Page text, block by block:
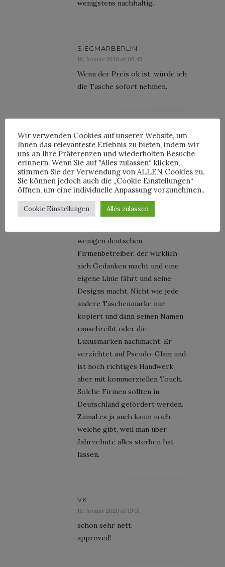
wenigstens nachhaltig.
SIEGMARBERLIN
18. Januar 2020 at 06:45
Wenn der Preis ok ist, würde ich
die Tasche sofort nehmen.
HORST
18. Januar 2020 at 11:08
@Siegmar 550 Euro.
PETER KEMPE
18. Januar 2020 at 13:55
wenigen deutschen
Firmenbetreiber, der wirklich
sich Gedanken macht und eine
eigene Linie fährt und seine
Designs macht. Nicht wie jede
andere Taschenmarke nur
kopiert und dann seinen Namen
ranschreibt oder die
Luxusmarken nachmacht. Er
verzichtet auf Pseudo-Glam und
ist noch richtiges Handwerk
aber mit kommerziellen Touch.
Solche Firmen sollten in
Deutschland gefördert werden.
Zumal es ja auch kaum noch
welche gibt, weil man über
Jahrzehnte alles sterben hat
lassen.
VK
18. Januar 2020 at 19:51
schon sehr nett.
approved!
Wir verwenden Cookies auf unserer Website, um
Ihnen das relevanteste Erlebnis zu bieten, indem wir
uns an Ihre Präferenzen und wiederholten Besuche
erinnern. Wenn Sie auf "Alles zulassen“ klicken,
stimmen Sie der Verwendung von ALLEN Cookies zu.
Sie können jedoch auch die „Cookie Einstellungen“
öffnen, um eine individuelle Anpassung vorzunehmen..
Cookie Einstellungen Alles zulassen